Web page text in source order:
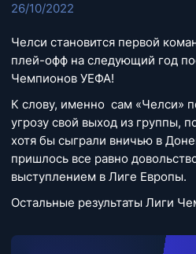
26/10/2022
Челси становится первой
плей-офф на следующий год
Чемпионов УЕФА!
К слову, именно сам «Челси»
угрозу свой выход из группы,
хотя бы сыграли вничью в
пришлось все равно
выступлением в Лиге Европы.
Остальные результаты Лиги